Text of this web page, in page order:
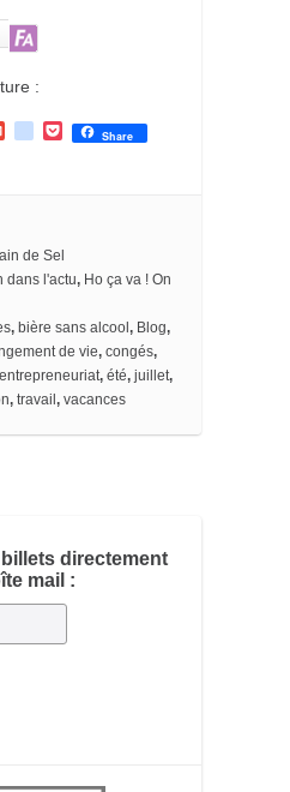
:
b
o
k
a
r
k
P
o
Share
de Sel
dans l'actu, Ho ça va ! On
, bière sans alcool, Blog,
de vie, congés,
entrepreneuriat, été, juillet,
, travail, vacances
directement
mail :